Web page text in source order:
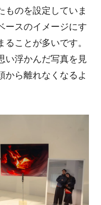
ものを設定していま
ースのイメージにす
ことが多いです。
い浮かんだ写真を見
から離れなくなるよ